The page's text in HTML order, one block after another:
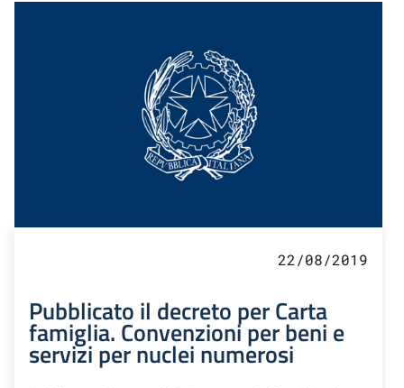
22/08/2019
Pubblicato il decreto per Carta
famiglia. Convenzioni per beni e
servizi per nuclei numerosi